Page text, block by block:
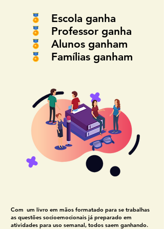
Escola ganha
Professor ganha
Alunos ganham
Famílias ganham
Com um livro em mãos formatado para se trabalhas
as questões socioemocionais já preparado em
atividades para uso semanal, todos saem ganhando.